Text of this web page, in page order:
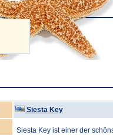
Siesta Key
Siesta Key ist einer der